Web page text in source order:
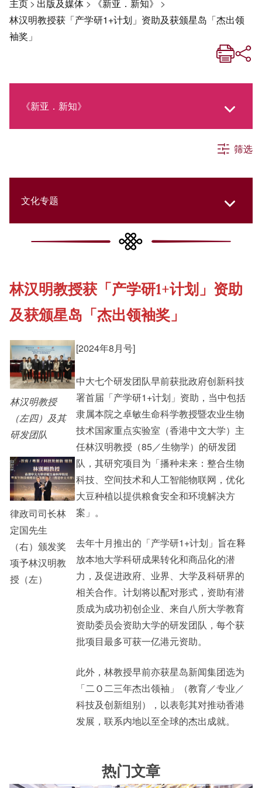
主页> 出版及媒体 > 《新亚．新知》 >
林汉明教授获「产学研1+计划」资助及获颁星岛「杰出领
袖奖」
《新亚．新知》
社交媒体专栏
《新亚简讯》
《新亚书院概览》
新亚影集
影片库
筛选
文化专题
College Updates
Student Development
Staff Engagement
Alumni Connections
林汉明教授获「产学研1+计划」资助
及获颁星岛「杰出领袖奖」
林汉明教授
（左四）及其
研发团队
律政司司长林
定国先生
（右）颁发奖
项予林汉明教
授（左）
[2024年8月号]
中大七个研发团队早前获批政府创新科技
署首届「产学研1+计划」资助，当中包括
隶属本院之卓敏生命科学教授暨农业生物
技术国家重点实验室（香港中文大学）主
任林汉明教授（85／生物学）的研发团
队，其研究项目为「播种未来：整合生物
科技、空间技术和人工智能物联网，优化
大豆种植以提供粮食安全和环境解决方
案」。
去年十月推出的「产学研1+计划」旨在释
放本地大学科研成果转化和商品化的潜
力，及促进政府、业界、大学及科研界的
相关合作。计划将以配对形式，资助有潜
质成为成功初创企业、来自八所大学教育
资助委员会资助大学的研发团队，每个获
批项目最多可获一亿港元资助。
此外，林教授早前亦获星岛新闻集团选为
「二Ｏ二三年杰出领袖」（教育／专业／
科技及创新组别），以表彰其对推动香港
发展，联系内地以至全球的杰出成就。
热门文章